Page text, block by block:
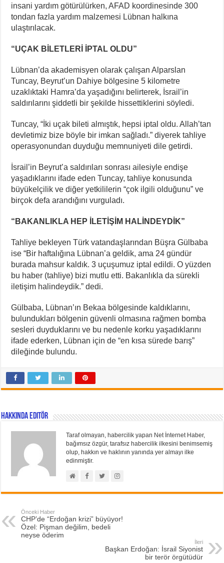
insani yardım götürülürken, AFAD koordinesinde 300
tondan fazla yardım malzemesi Lübnan halkına
ulaştırılacak.
“UÇAK BİLETLERİ İPTAL OLDU”
Lübnan’da akademisyen olarak çalışan Alparslan
Tuncay, Beyrut’un Dahiye bölgesine 5 kilometre
uzaklıktaki Hamra’da yaşadığını belirterek, İsrail’in
saldırılarını şiddetli bir şekilde hissettiklerini söyledi.
Tuncay, “İki uçak bileti almıştık, hepsi iptal oldu. Allah’tan
devletimiz bize böyle bir imkan sağladı.” diyerek tahliye
operasyonundan duyduğu memnuniyeti dile getirdi.
İsrail’in Beyrut’a saldırıları sonrası ailesiyle endişe
yaşadıklarını ifade eden Tuncay, tahliye konusunda
büyükelçilik ve diğer yetkililerin “çok ilgili olduğunu” ve
birçok defa arandığını vurguladı.
“BAKANLIKLA HEP İLETİŞİM HALİNDEYDİK”
Tahliye bekleyen Türk vatandaşlarından Büşra Gülbaba
ise “Bir haftalığına Lübnan’a geldik, ama 24 gündür
burada mahsur kaldık. 3 uçuşumuz iptal edildi. O yüzden
bu haber (tahliye) bizi mutlu etti. Bakanlıkla da sürekli
iletişim halindeydik.” dedi.
Gülbaba, Lübnan’ın Bekaa bölgesinde kaldıklarını,
bulundukları bölgenin güvenli olmasına rağmen bomba
sesleri duyduklarını ve bu nedenle korku yaşadıklarını
ifade ederken, Lübnan için de “en kısa sürede barış”
dileğinde bulundu.
Hakkında Editör
Taraf olmayan, habercilik yapan Net İnternet Haber,
bağımsız özgür, tarafsız habercilik ilkesini benimsemiş
olup, hakkın ve haklının yanında yer almayı ilke
edinmiştir.
Önceki Haber
CHP’de “Erdoğan krizi” büyüyor!
Özel: Pişman değilim, bedeli
neyse öderim
İleri
Başkan Erdoğan: İsrail Siyonist
bir terör örgütüdür